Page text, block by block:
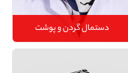
دستمال گردن و پوشت